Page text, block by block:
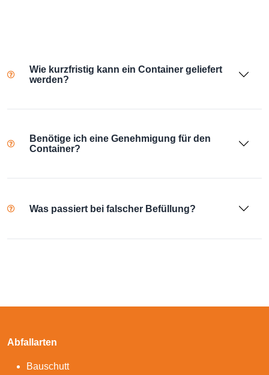
Wie kurzfristig kann ein Container geliefert
werden?
Benötige ich eine Genehmigung für den
Container?
Was passiert bei falscher Befüllung?
Abfallarten
Bauschutt